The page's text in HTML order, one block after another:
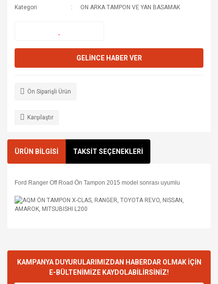
Kategori ON ARKA TAMPON VE YAN BASAMAK
GELİNCE HABER VER
Ön Siparişli Ürün
Karşılaştır
ÜRÜN BİLGİSİ TAKSİT SEÇENEKLERİ
Ford Ranger Off Road Ön Tampon 2015 model sonrası uyumlu
KAMPANYA DUYURULARIMIZDAN HABERDAR OLMAK İÇİN
E-BÜLTENİMİZE KAYDOLABİLİRSİNİZ!